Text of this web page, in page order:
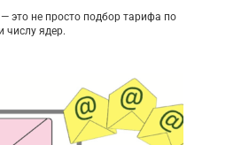
это не просто подбор тарифа по
числу ядер.